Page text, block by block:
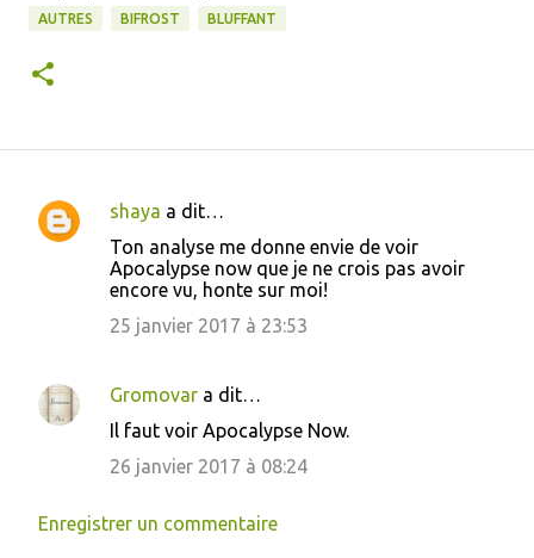
AUTRES BIFROST BLUFFANT
C
n
t
r
shaya a dit…
Ton analyse me donne envie de voir
Apocalypse now que je ne crois pas avoir
encore vu, honte sur moi!
25 janvier 2017 à 23:53
Gromovar a dit…
Il faut voir Apocalypse Now.
26 janvier 2017 à 08:24
Enregistrer un commentaire